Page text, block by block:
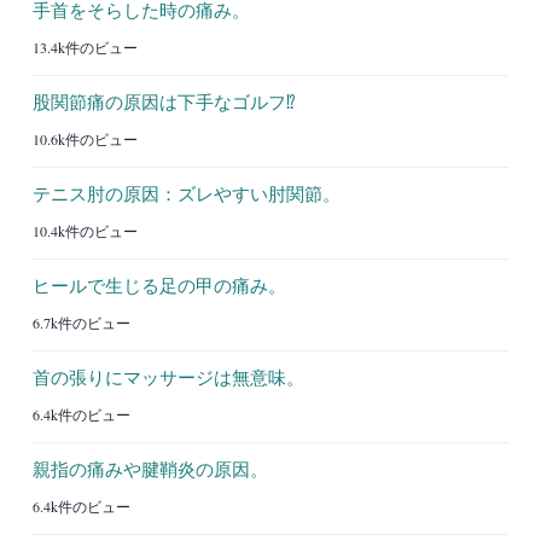
手首をそらした時の痛み。
13.4k件のビュー
股関節痛の原因は下手なゴルフ⁉︎
10.6k件のビュー
テニス肘の原因：ズレやすい肘関節。
10.4k件のビュー
ヒールで生じる足の甲の痛み。
6.7k件のビュー
首の張りにマッサージは無意味。
6.4k件のビュー
親指の痛みや腱鞘炎の原因。
6.4k件のビュー